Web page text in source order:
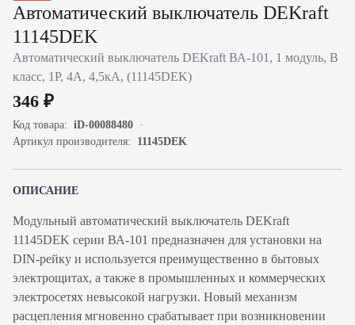
Автоматический выключатель DEKraft
11145DEK
Автоматический выключатель DEKraft ВА-101, 1 модуль, B
класс, 1P, 4А, 4,5кА, (11145DEK)
346 ₽
Код товара: iD-00088480
Артикул производителя: 11145DEK
ОПИСАНИЕ
Модульный автоматический выключатель DEKraft
11145DEK серии ВА-101 предназначен для установки на
DIN-рейку и используется преимущественно в бытовых
электрощитах, а также в промышленных и коммерческих
электросетях невысокой нагрузки. Новый механизм
расцепления мгновенно срабатывает при возникновении